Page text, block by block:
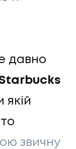
давно
якій
звичну